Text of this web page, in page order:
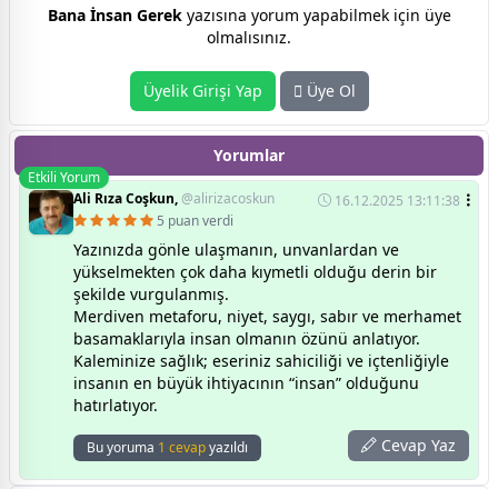
Bana İnsan Gerekyazısına yorum yapabilmek için üye
olmalısınız.
Üyelik Girişi Yap Üye Ol
Yorumlar
Etkili Yorum
Ali Rıza Coşkun,@alirizacoskun
16.12.2025 13:11:38
5 puan verdi
Yazınızda gönle ulaşmanın, unvanlardan ve
yükselmekten çok daha kıymetli olduğu derin bir
şekilde vurgulanmış.
Merdiven metaforu, niyet, saygı, sabır ve merhamet
basamaklarıyla insan olmanın özünü anlatıyor.
Kaleminize sağlık; eseriniz sahiciliği ve içtenliğiyle
insanın en büyük ihtiyacının “insan” olduğunu
hatırlatıyor.
Bu yoruma 1 cevapyazıldı Cevap Yaz